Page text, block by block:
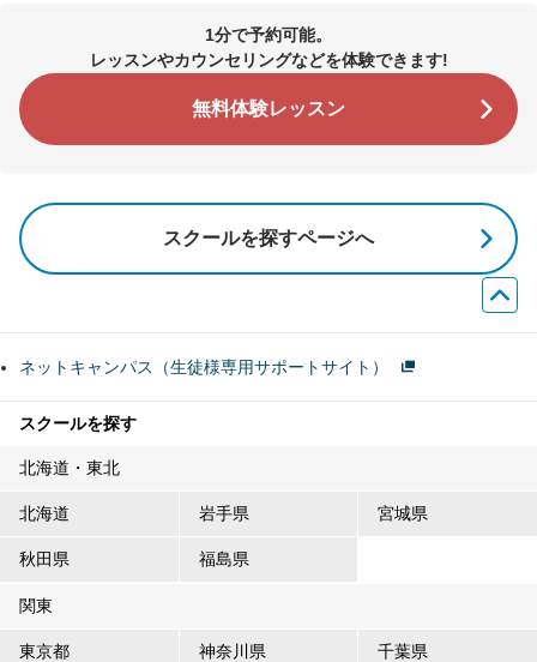
1分で予約可能。
レッスンやカウンセリングなどを体験できます!
無料体験レッスン
スクールを探すページへ
ネットキャンパス（生徒様専用サポートサイト）
スクールを探す
北海道・東北
北海道 岩手県 宮城県
秋田県 福島県
関東
東京都 神奈川県 千葉県